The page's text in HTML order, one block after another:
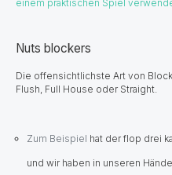
einem praktischen Spiel
Nuts blockers
Die offensichtlichste Art von
Flush, Full House oder Straight.
Zum Beispiel hat der flop drei
und wir haben in unseren Hände